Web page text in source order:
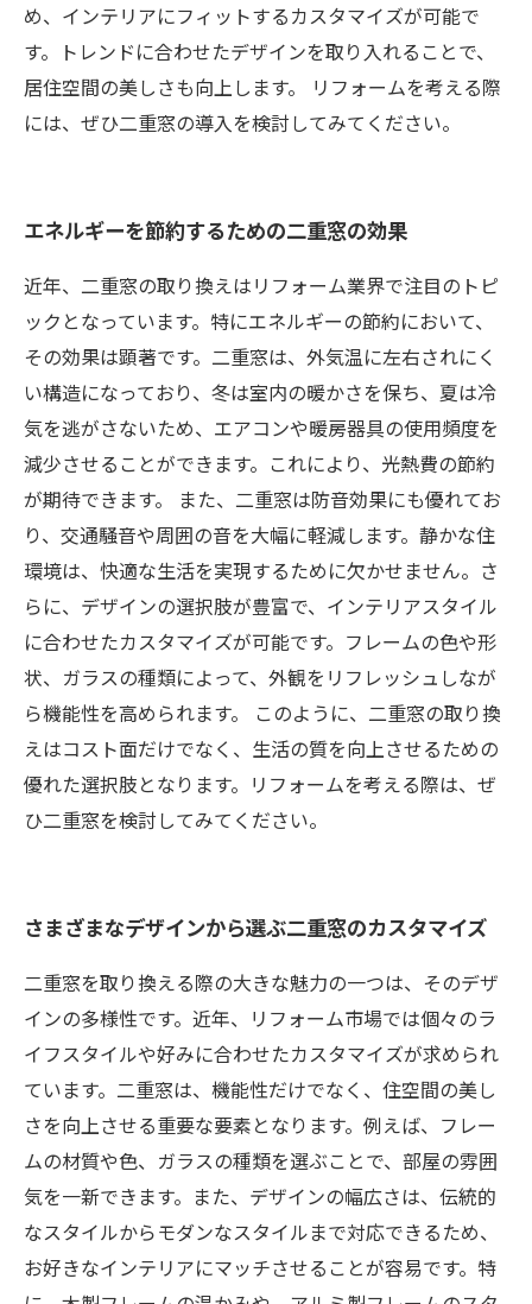
め、インテリアにフィットするカスタマイズが可能で
す。トレンドに合わせたデザインを取り入れることで、
居住空間の美しさも向上します。 リフォームを考える際
には、ぜひ二重窓の導入を検討してみてください。
エネルギーを節約するための二重窓の効果
近年、二重窓の取り換えはリフォーム業界で注目のトピ
ックとなっています。特にエネルギーの節約において、
その効果は顕著です。二重窓は、外気温に左右されにく
い構造になっており、冬は室内の暖かさを保ち、夏は冷
気を逃がさないため、エアコンや暖房器具の使用頻度を
減少させることができます。これにより、光熱費の節約
が期待できます。 また、二重窓は防音効果にも優れてお
り、交通騒音や周囲の音を大幅に軽減します。静かな住
環境は、快適な生活を実現するために欠かせません。さ
らに、デザインの選択肢が豊富で、インテリアスタイル
に合わせたカスタマイズが可能です。フレームの色や形
状、ガラスの種類によって、外観をリフレッシュしなが
ら機能性を高められます。 このように、二重窓の取り換
えはコスト面だけでなく、生活の質を向上させるための
優れた選択肢となります。リフォームを考える際は、ぜ
ひ二重窓を検討してみてください。
さまざまなデザインから選ぶ二重窓のカスタマイズ
二重窓を取り換える際の大きな魅力の一つは、そのデザ
インの多様性です。近年、リフォーム市場では個々のラ
イフスタイルや好みに合わせたカスタマイズが求められ
ています。二重窓は、機能性だけでなく、住空間の美し
さを向上させる重要な要素となります。例えば、フレー
ムの材質や色、ガラスの種類を選ぶことで、部屋の雰囲
気を一新できます。また、デザインの幅広さは、伝統的
なスタイルからモダンなスタイルまで対応できるため、
お好きなインテリアにマッチさせることが容易です。特